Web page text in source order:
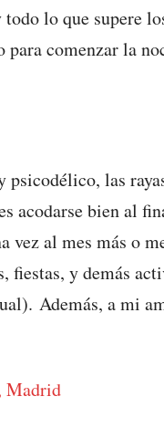
lo que supere
comenzar la
psicodélico, las
bien al
al mes más o
fiestas, y demás
Además, a mi